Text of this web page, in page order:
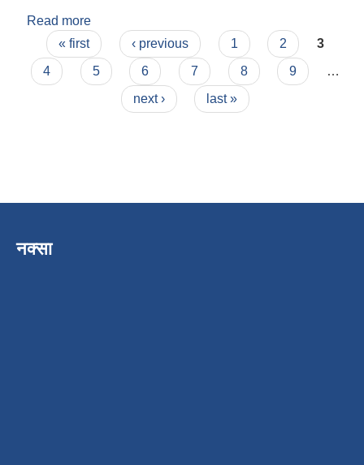
Read more
Pages
« first ‹ previous 1 2
3
4
5 6 7 8 9
…
next ›
last »
नक्सा